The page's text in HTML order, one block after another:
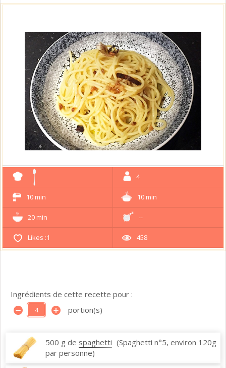
4
10 min 10 min
20 min --
Likes :1 458
Ingrédients de cette recette pour :
portion(s)
500 g de spaghetti (Spaghetti n°5, environ 120g
par personne)